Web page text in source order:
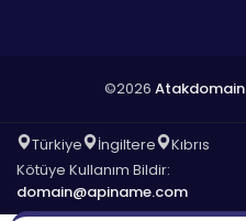
©2026 Atakdomain
Türkiye İngiltere
Kıbrıs
Kötüye Kullanım Bildir:
domain@apiname.com